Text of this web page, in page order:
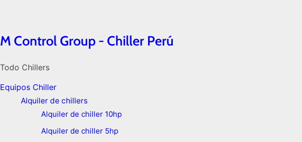
M Control Group - Chiller Perú
Todo Chillers
Equipos Chiller
Alquiler de chillers
Alquiler de chiller 10hp
Alquiler de chiller 5hp